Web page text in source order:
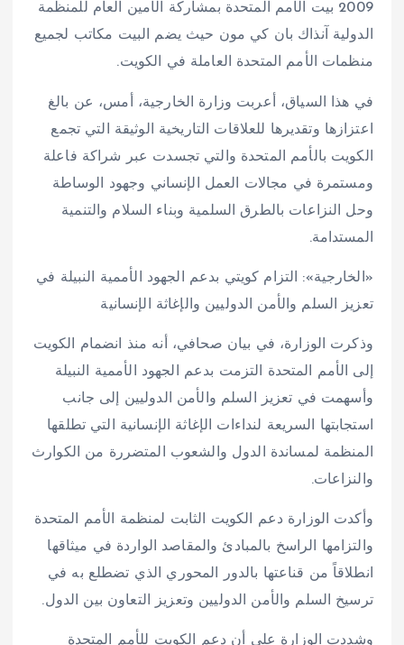
2009 بيت الأمم المتحدة بمشاركة الأمين العام للمنظمة
الدولية آنذاك بان كي مون حيث يضم البيت مكاتب لجميع
منظمات الأمم المتحدة العاملة في الكويت.
في هذا السياق، أعربت وزارة الخارجية، أمس، عن بالغ
اعتزازها وتقديرها للعلاقات التاريخية الوثيقة التي تجمع
الكويت بالأمم المتحدة والتي تجسدت عبر شراكة فاعلة
ومستمرة في مجالات العمل الإنساني وجهود الوساطة
وحل النزاعات بالطرق السلمية وبناء السلام والتنمية
المستدامة.
«الخارجية»: التزام كويتي بدعم الجهود الأممية النبيلة في
تعزيز السلم والأمن الدوليين والإغاثة الإنسانية
وذكرت الوزارة، في بيان صحافي، أنه منذ انضمام الكويت
إلى الأمم المتحدة التزمت بدعم الجهود الأممية النبيلة
وأسهمت في تعزيز السلم والأمن الدوليين إلى جانب
استجابتها السريعة لنداءات الإغاثة الإنسانية التي تطلقها
المنظمة لمساندة الدول والشعوب المتضررة من الكوارث
والنزاعات.
وأكدت الوزارة دعم الكويت الثابت لمنظمة الأمم المتحدة
والتزامها الراسخ بالمبادئ والمقاصد الواردة في ميثاقها
انطلاقاً من قناعتها بالدور المحوري الذي تضطلع به في
ترسيخ السلم والأمن الدوليين وتعزيز التعاون بين الدول.
وشددت الوزارة على أن دعم الكويت للأمم المتحدة